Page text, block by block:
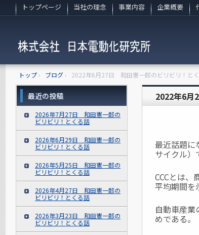
トップページ 当社の理念 事業内容 企業概要
トップ › ブログ › 2022年6月27日 和田憲一郎のビリビリ！と
2022年6月
最近話題に
サイクル）
CCCとは
平均期間を
自動車産業
めである。
最近の投稿
2026年7月27日 和田憲一郎の
ビリビリ！とくる話
2026年6月29日 和田憲一郎の
ビリビリ！とくる話
2026年5月25日 和田憲一郎の
ビリビリ！とくる話
2026年4月27日 和田憲一郎の
ビリビリ！とくる話
2026年3月23日 和田憲一郎の
ビリビリ！とくる話